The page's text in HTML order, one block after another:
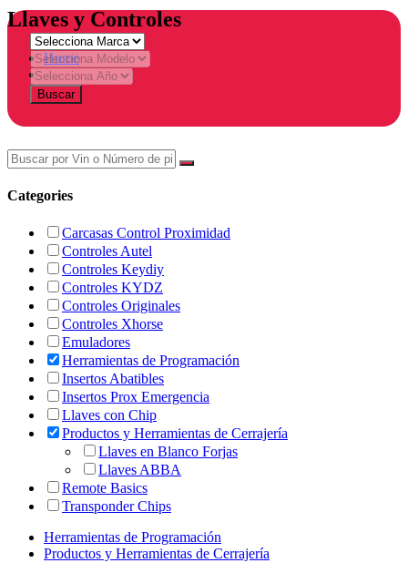
Llaves y Controles
Home
Tienda
Buscar
Categories
Carcasas Control Proximidad
Controles Autel
Controles Keydiy
Controles KYDZ
Controles Originales
Controles Xhorse
Emuladores
Herramientas de Programación
Insertos Abatibles
Insertos Prox Emergencia
Llaves con Chip
Productos y Herramientas de Cerrajería
Llaves en Blanco Forjas
Llaves ABBA
Remote Basics
Transponder Chips
Herramientas de Programación
Productos y Herramientas de Cerrajería